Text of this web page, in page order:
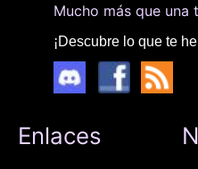
Mucho más que una
¡Descubre lo que te
Enlaces